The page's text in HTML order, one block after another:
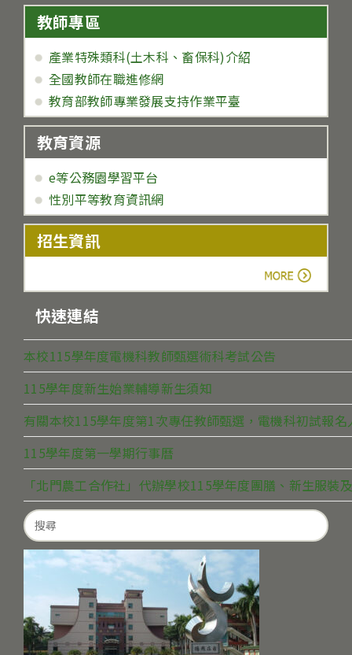
教師專區
產業特殊類科(土木科、畜保科)介紹
全國教師在職進修網
教育部教師專業發展支持作業平臺
教育資源
e等公務園學習平台
性別平等教育資訊網
招生資訊
快速連結
本校115學年度電機科教師甄選術科考試公告
115學年度新生始業輔導新生須知
有關本校115學年度第1次專任教師甄選，電機科初試報
115學年度第一學期行事曆
「北門農工合作社」代辦學校115學年度團膳、新生服裝
Search
for: